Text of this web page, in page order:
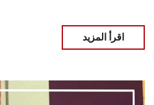
اقرأ المزيد